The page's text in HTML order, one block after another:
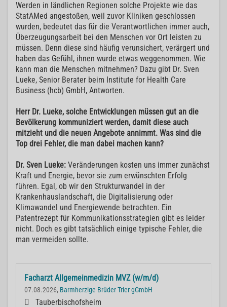
Werden in ländlichen Regionen solche Projekte wie das
StatAMed angestoßen, weil zuvor Kliniken geschlossen
wurden, bedeutet das für die Verantwortlichen immer auch,
Überzeugungsarbeit bei den Menschen vor Ort leisten zu
müssen. Denn diese sind häufig verunsichert, verärgert und
haben das Gefühl, ihnen wurde etwas weggenommen. Wie
kann man die Menschen mitnehmen? Dazu gibt Dr. Sven
Lueke, Senior Berater beim Institute for Health Care
Business (hcb) GmbH, Antworten.
Herr Dr. Lueke, solche Entwicklungen müssen gut an die
Bevölkerung kommuniziert werden, damit diese auch
mitzieht und die neuen Angebote annimmt. Was sind die
Top drei Fehler, die man dabei machen kann?
Dr. Sven Lueke: Veränderungen kosten uns immer zunächst
Kraft und Energie, bevor sie zum erwünschten Erfolg
führen. Egal, ob wir den Strukturwandel in der
Krankenhauslandschaft, die Digitalisierung oder
Klimawandel und Energiewende betrachten. Ein
Patentrezept für Kommunikationsstrategien gibt es leider
nicht. Doch es gibt tatsächlich einige typische Fehler, die
man vermeiden sollte.
Facharzt Allgemeinmedizin MVZ (w/m/d)
07.08.2026, Barmherzige Brüder Trier gGmbH
Tauberbischofsheim